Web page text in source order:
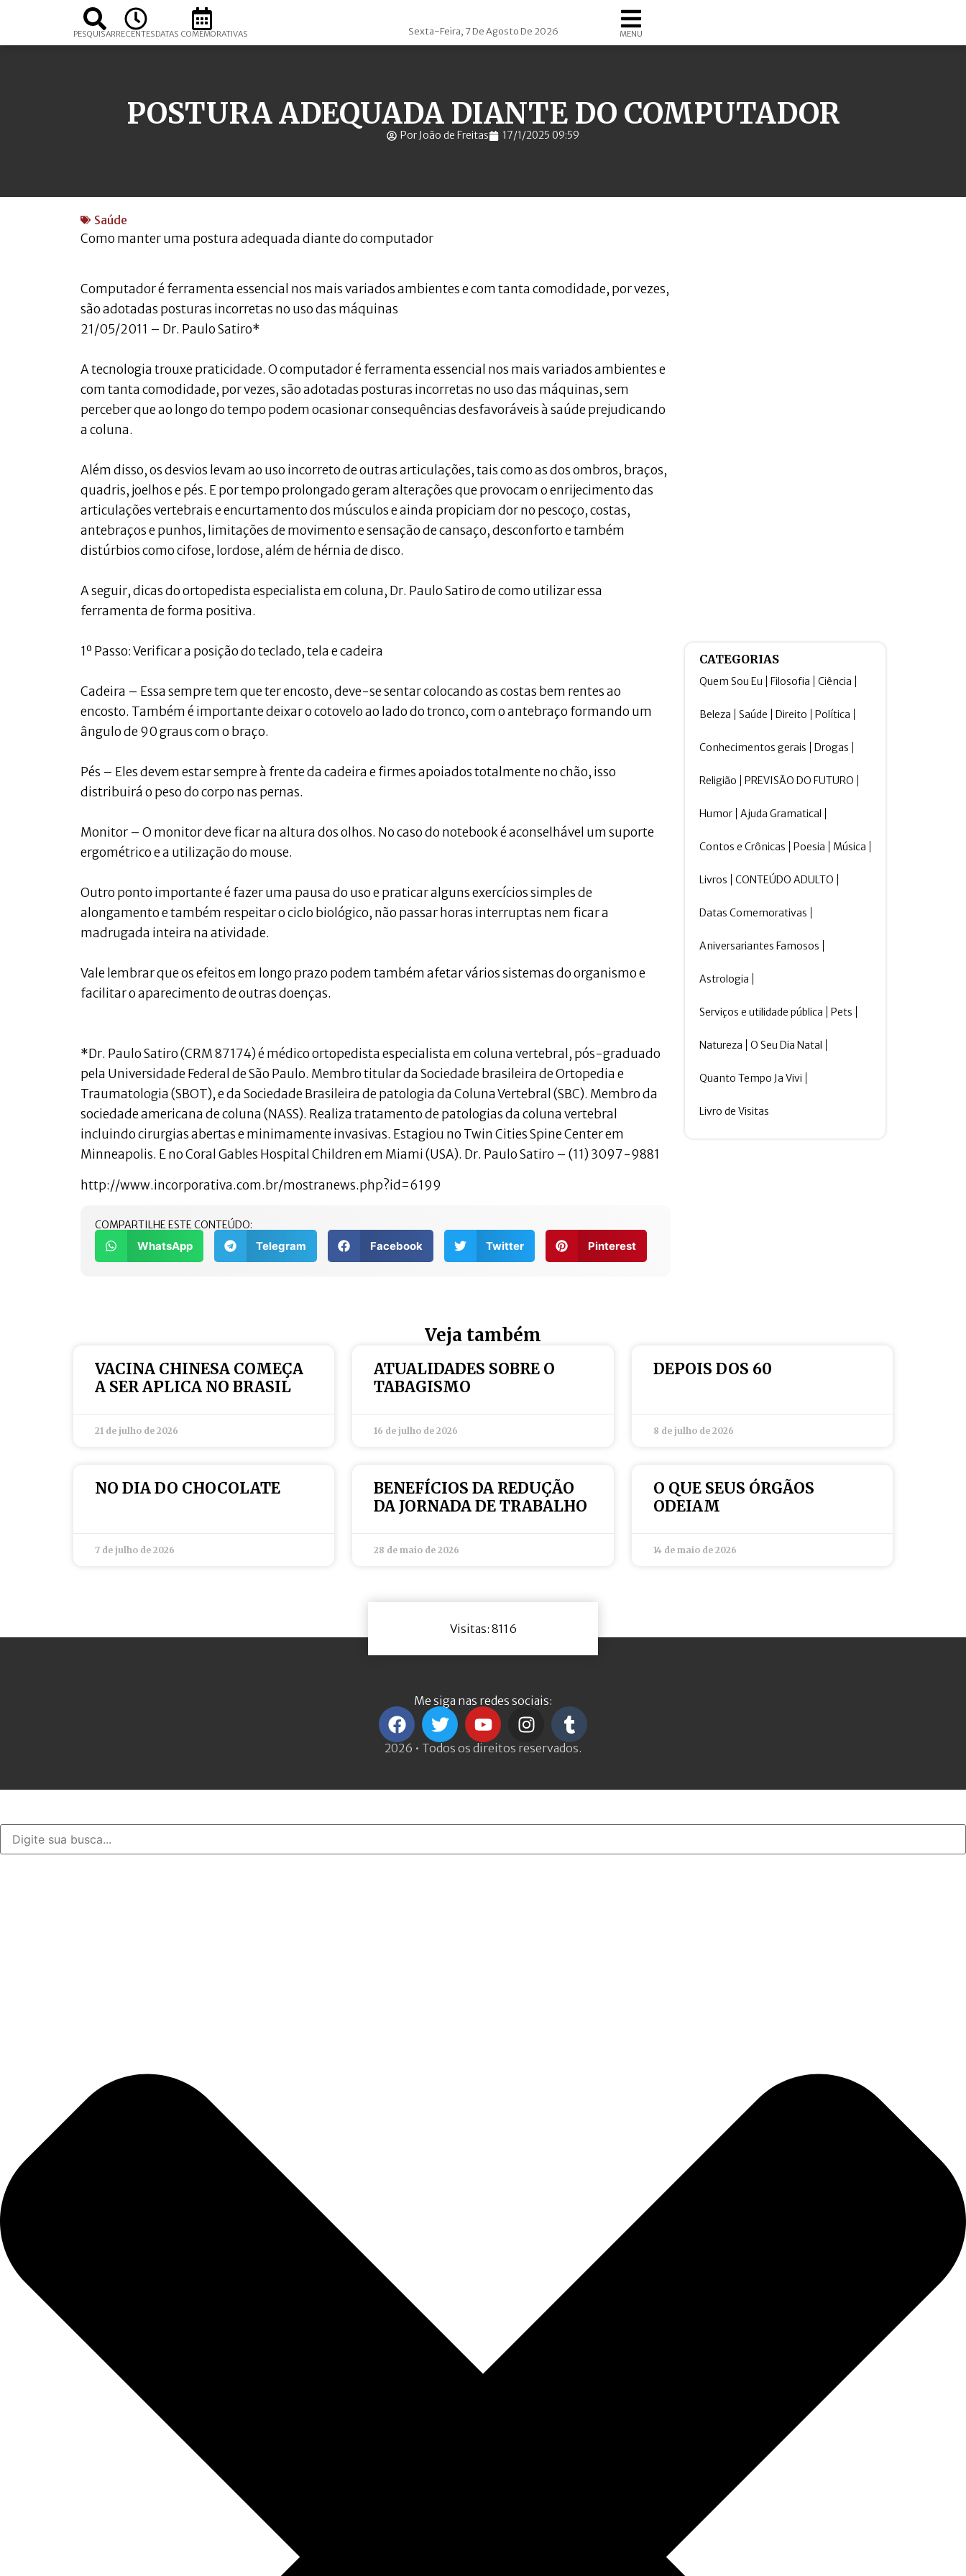
PESQUISARRECENTESDATAS COMEMORATIVAS Sexta-Feira, 7 De Agosto De 2026 MENU
POSTURA ADEQUADA DIANTE DO COMPUTADOR
Por João de Freitas 17/1/2025 09:59
Saúde
Como manter uma postura adequada diante do computador
Computador é ferramenta essencial nos mais variados ambientes e com tanta comodidade, por vezes,
são adotadas posturas incorretas no uso das máquinas
21/05/2011 – Dr. Paulo Satiro*
A tecnologia trouxe praticidade. O computador é ferramenta essencial nos mais variados ambientes e
com tanta comodidade, por vezes, são adotadas posturas incorretas no uso das máquinas, sem
perceber que ao longo do tempo podem ocasionar consequências desfavoráveis à saúde prejudicando
a coluna.
Além disso, os desvios levam ao uso incorreto de outras articulações, tais como as dos ombros, braços,
quadris, joelhos e pés. E por tempo prolongado geram alterações que provocam o enrijecimento das
articulações vertebrais e encurtamento dos músculos e ainda propiciam dor no pescoço, costas,
antebraços e punhos, limitações de movimento e sensação de cansaço, desconforto e também
distúrbios como cifose, lordose, além de hérnia de disco.
A seguir, dicas do ortopedista especialista em coluna, Dr. Paulo Satiro de como utilizar essa
ferramenta de forma positiva.
1º Passo: Verificar a posição do teclado, tela e cadeira
Cadeira – Essa sempre tem que ter encosto, deve-se sentar colocando as costas bem rentes ao
encosto. Também é importante deixar o cotovelo ao lado do tronco, com o antebraço formando um
ângulo de 90 graus com o braço.
Pés – Eles devem estar sempre à frente da cadeira e firmes apoiados totalmente no chão, isso
distribuirá o peso do corpo nas pernas.
Monitor – O monitor deve ficar na altura dos olhos. No caso do notebook é aconselhável um suporte
ergométrico e a utilização do mouse.
Outro ponto importante é fazer uma pausa do uso e praticar alguns exercícios simples de
alongamento e também respeitar o ciclo biológico, não passar horas interruptas nem ficar a
madrugada inteira na atividade.
Vale lembrar que os efeitos em longo prazo podem também afetar vários sistemas do organismo e
facilitar o aparecimento de outras doenças.
*Dr. Paulo Satiro (CRM 87174) é médico ortopedista especialista em coluna vertebral, pós-graduado
pela Universidade Federal de São Paulo. Membro titular da Sociedade brasileira de Ortopedia e
Traumatologia (SBOT), e da Sociedade Brasileira de patologia da Coluna Vertebral (SBC). Membro da
sociedade americana de coluna (NASS). Realiza tratamento de patologias da coluna vertebral
incluindo cirurgias abertas e minimamente invasivas. Estagiou no Twin Cities Spine Center em
Minneapolis. E no Coral Gables Hospital Children em Miami (USA). Dr. Paulo Satiro – (11) 3097-9881
http://www.incorporativa.com.br/mostranews.php?id=6199
COMPARTILHE ESTE CONTEÚDO:
WhatsApp Telegram Facebook Twitter Pinterest
CATEGORIAS
Quem Sou Eu Filosofia Ciência
Beleza Saúde Direito Política
Conhecimentos gerais Drogas
Religião PREVISÃO DO FUTURO
Humor Ajuda Gramatical
Contos e Crônicas Poesia Música
Livros CONTEÚDO ADULTO
Datas Comemorativas
Aniversariantes Famosos
Astrologia
Serviços e utilidade pública Pets
Natureza O Seu Dia Natal
Quanto Tempo Ja Vivi
Livro de Visitas
Veja também
VACINA CHINESA COMEÇA
A SER APLICA NO BRASIL
21 de julho de 2026
ATUALIDADES SOBRE O
TABAGISMO
16 de julho de 2026
DEPOIS DOS 60
8 de julho de 2026
NO DIA DO CHOCOLATE
7 de julho de 2026
BENEFÍCIOS DA REDUÇÃO
DA JORNADA DE TRABALHO
28 de maio de 2026
O QUE SEUS ÓRGÃOS
ODEIAM
14 de maio de 2026
Visitas: 8116
Me siga nas redes sociais:
2026 • Todos os direitos reservados.